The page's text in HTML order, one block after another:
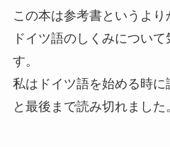
この本は参考書というより
ドイツ語のしくみについ
す。
私はドイツ語を始める時に
と最後まで読み切れました